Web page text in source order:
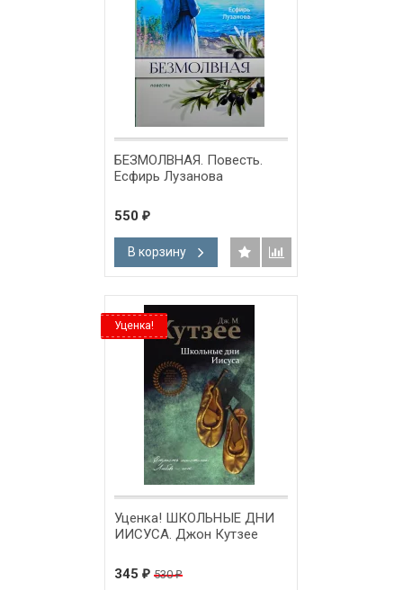
БЕЗМОЛВНАЯ. Повесть.
Есфирь Лузанова
550 ₽
В корзину
Уценка!
Уценка! ШКОЛЬНЫЕ ДНИ
ИИСУСА. Джон Кутзее
345 ₽ 530₽